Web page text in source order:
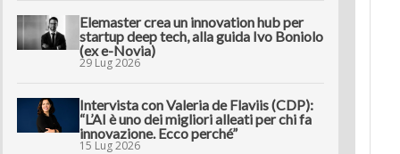
Elemaster crea un innovation hub per
startup deep tech, alla guida Ivo Boniolo
(ex e-Novia)
29 Lug 2026
Intervista con Valeria de Flaviis (CDP):
“L’AI è uno dei migliori alleati per chi fa
innovazione. Ecco perché”
15 Lug 2026